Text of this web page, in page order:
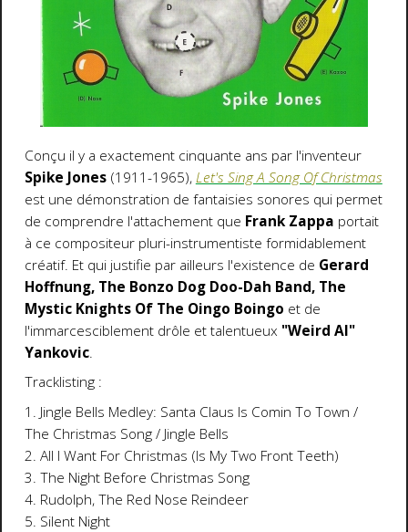
Conçu il y a exactement cinquante ans par l'inventeur
Spike Jones (1911-1965),Let's Sing A Song Of Christmas
est une démonstration de fantaisies sonores qui permet
de comprendre l'attachement que Frank Zappa portait
à ce compositeur pluri-instrumentiste formidablement
créatif. Et qui justifie par ailleurs l'existence de Gerard
Hoffnung, The Bonzo Dog Doo-Dah Band, The
Mystic Knights Of The Oingo Boingo et de
l'immarcesciblement drôle et talentueux "Weird Al"
Yankovic.
Tracklisting :
1. Jingle Bells Medley: Santa Claus Is Comin To Town /
The Christmas Song / Jingle Bells
2. All I Want For Christmas (Is My Two Front Teeth)
3. The Night Before Christmas Song
4. Rudolph, The Red Nose Reindeer
5. Silent Night